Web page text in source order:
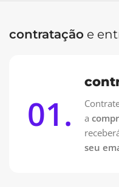
contratação e
01.
a
seu